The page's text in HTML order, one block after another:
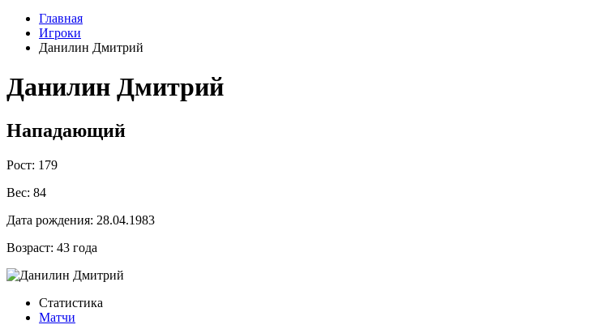
Главная
Игроки
Данилин Дмитрий
Данилин Дмитрий
Нападающий
Рост: 179
Вес: 84
Дата рождения: 28.04.1983
Возраст: 43 года
Статистика
Матчи